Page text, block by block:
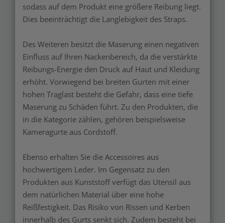
sodass auf dem Produkt eine größere Reibung liegt.
Dies beeinträchtigt die Langlebigkeit des Straps.
Des Weiteren besitzt die Maserung einen negativen
Einfluss auf Ihren Nackenbereich, da die verstärkte
Reibungs-Energie den Druck auf Haut und Kleidung
erhöht. Vorwiegend bei breiten Gurten mit einer
hohen Traglast besteht die Gefahr, dass eine tiefe
Maserung zu Schäden führt. Zu den Produkten, die
in die Kategorie zählen, gehören beispielsweise
Kameragurte aus Cordstoff.
Ebenso erhalten Sie die Accessoires aus
hochwertigem Leder. Im Gegensatz zu den
Produkten aus Kunststoff verfügt das Utensil aus
dem natürlichen Material über eine hohe
Reißfestigkeit. Das Risiko von Rissen und Kerben
innerhalb des Gurts senkt sich. Zudem besteht bei